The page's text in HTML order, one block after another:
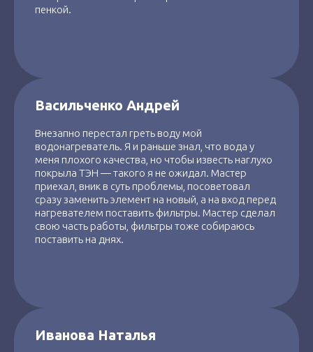
пенкой.
Васильченко Андрей
Внезапно перестал греть воду мой
водонагреватель. Я и раньше знал, что вода у
меня плохого качества, но чтобы известь наглухо
покрыла ТЭН — такого я не ожидал. Мастер
приехал, вник в суть проблемы, посоветовал
сразу заменить элемент на новый, а на вход перед
нагревателем поставить фильтры. Мастер сделал
свою часть работы, фильтры тоже собираюсь
поставить на днях.
Иванова Наталья